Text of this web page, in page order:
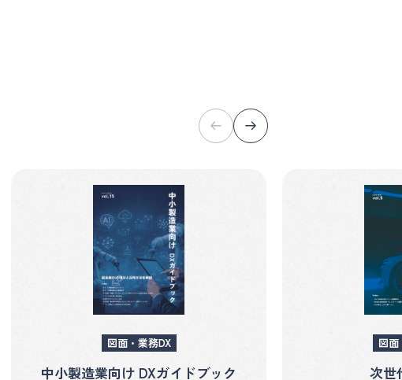
図面・業務DX
中小製造業向け DXガイドブック
図面
次世